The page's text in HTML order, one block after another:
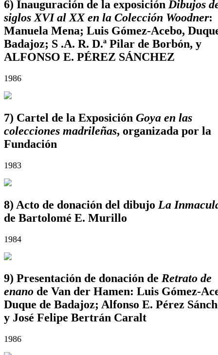
6) Inauguración de la exposición Dibujos
siglos XVI al XX en la Colección Woodner:
Manuela Mena; Luis Gómez-Acebo,
Badajoz; S .A. R. D.ª Pilar de Borbón, y
ALFONSO E. PÉREZ SÁNCHEZ
1986
7) Cartel de la Exposición Goya en las
colecciones madrileñas, organizada por la
Fundación
1983
8) Acto de donación del dibujo La
de Bartolomé E. Murillo
1984
9) Presentación de donación de Retrato de
enano de Van der Hamen: Luis Gómez-
Duque de Badajoz; Alfonso E. Pérez
y José Felipe Bertrán Caralt
1986